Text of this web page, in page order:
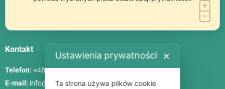
Kontakt
Telefon: +48 786 84 83 84
E-mail: info@poliszklarnia.pl
Ustawienia prywatności ✕
Ta strona używa plików cookie